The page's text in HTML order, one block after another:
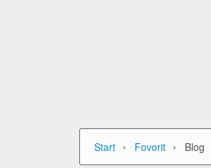
Start › Fovorit › Blog